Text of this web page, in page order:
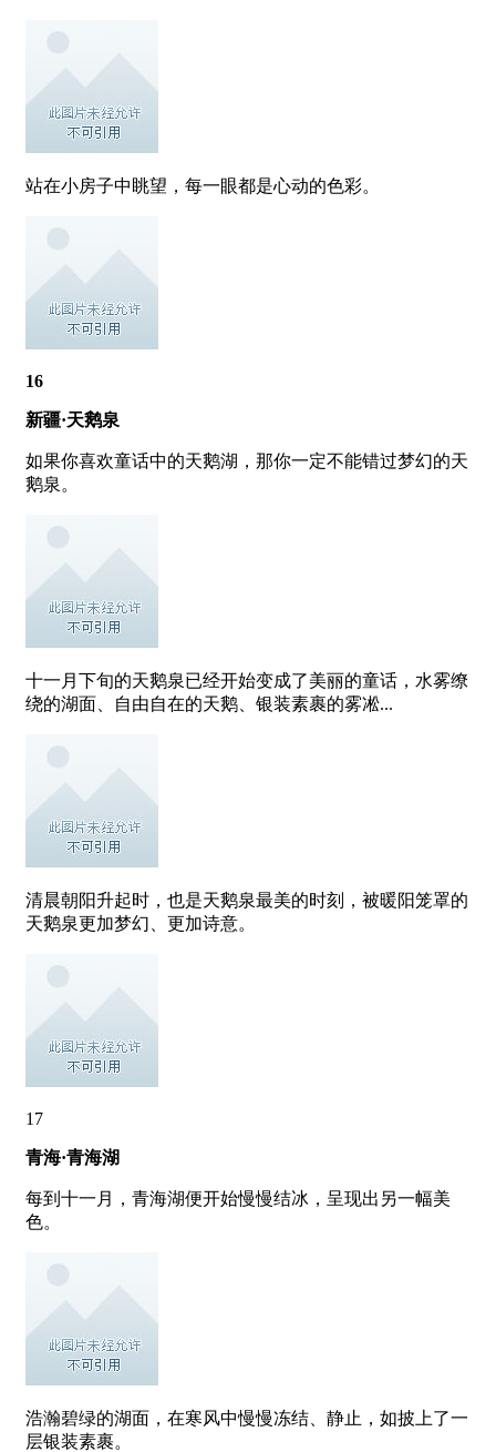
站在小房子中眺望，每一眼都是心动的色彩。
16
新疆·天鹅泉
如果你喜欢童话中的天鹅湖，那你一定不能错过梦幻的天
鹅泉。
十一月下旬的天鹅泉已经开始变成了美丽的童话，水雾缭
绕的湖面、自由自在的天鹅、银装素裹的雾凇...
清晨朝阳升起时，也是天鹅泉最美的时刻，被暖阳笼罩的
天鹅泉更加梦幻、更加诗意。
17
青海·青海湖
每到十一月，青海湖便开始慢慢结冰，呈现出另一幅美
色。
浩瀚碧绿的湖面，在寒风中慢慢冻结、静止，如披上了一
层银装素裹。